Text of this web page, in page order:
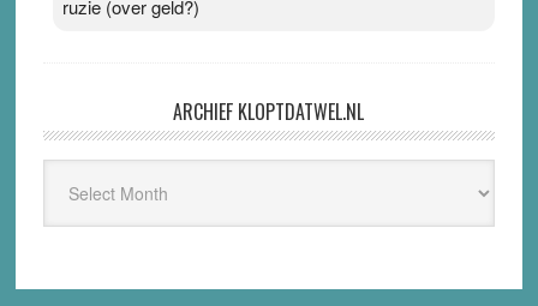
ruzie (over geld?)
ARCHIEF KLOPTDATWEL.NL
Kloptdatwel.nl